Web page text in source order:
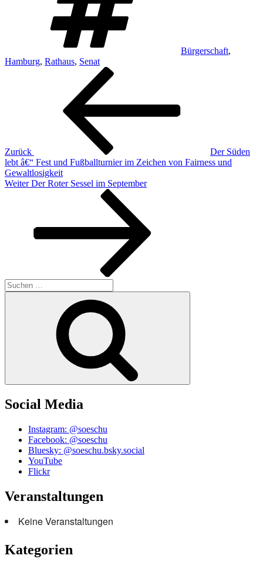
Bürgerschaft,
Hamburg, Rathaus, Senat
Beitragsnavigation
Zurück
Der Süden
lebt â€“ Fest und Fußballturnier im Zeichen von Fairness und
Gewaltlosigkeit
Nächster
Weiter Der Roter Sessel im September
Suchen
nach:
Social Media
Instagram: @soeschu
Facebook: @soeschu
Bluesky: @soeschu.bsky.social
YouTube
Flickr
Veranstaltungen
Keine Veranstaltungen
Kategorien